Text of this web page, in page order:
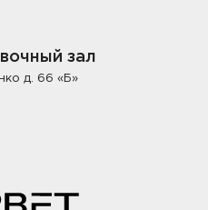
зал
д. 66 «Б»